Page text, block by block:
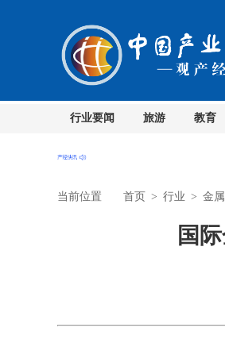
行业要闻 旅游 教育
当前位置 首页 > 行业 > 金属
国